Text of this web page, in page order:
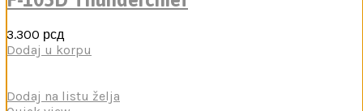
3.300 рсд
Dodaj u korpu
Dodaj na listu želja